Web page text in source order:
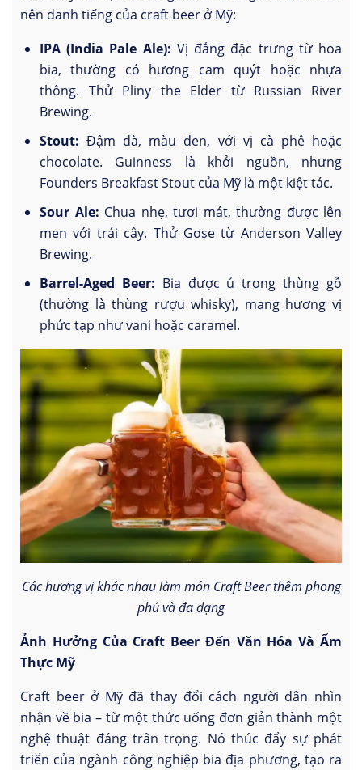
nên danh tiếng của craft beer ở Mỹ:
IPA (India Pale Ale): Vị đắng đặc trưng từ hoa
bia, thường có hương cam quýt hoặc nhựa
thông. Thử Pliny the Elder từ Russian River
Brewing.
Stout: Đậm đà, màu đen, với vị cà phê hoặc
chocolate. Guinness là khởi nguồn, nhưng
Founders Breakfast Stout của Mỹ là một kiệt tác.
Sour Ale: Chua nhẹ, tươi mát, thường được lên
men với trái cây. Thử Gose từ Anderson Valley
Brewing.
Barrel-Aged Beer: Bia được ủ trong thùng gỗ
(thường là thùng rượu whisky), mang hương vị
phức tạp như vani hoặc caramel.
Các hương vị khác nhau làm món Craft Beer thêm phong
phú và đa dạng
Ảnh Hưởng Của Craft Beer Đến Văn Hóa Và Ẩm
Thực Mỹ
Craft beer ở Mỹ đã thay đổi cách người dân nhìn
nhận về bia – từ một thức uống đơn giản thành một
nghệ thuật đáng trân trọng. Nó thúc đẩy sự phát
triển của ngành công nghiệp bia địa phương, tạo ra